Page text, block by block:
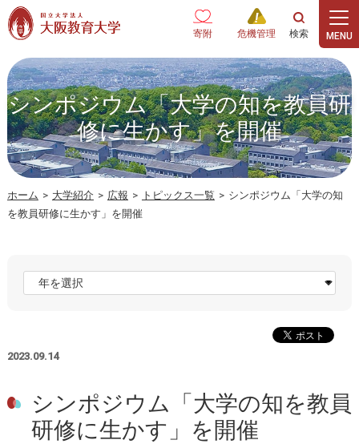
本文へ
寄附 危機管理
シンポジウム「大学の知を教員研
修に生かす」を開催
ホーム > 大学紹介 > 広報 > トピックス一覧 > シンポジウム「大学の知
を教員研修に生かす」を開催
2023.09.14
シンポジウム「大学の知を教員
研修に生かす」を開催